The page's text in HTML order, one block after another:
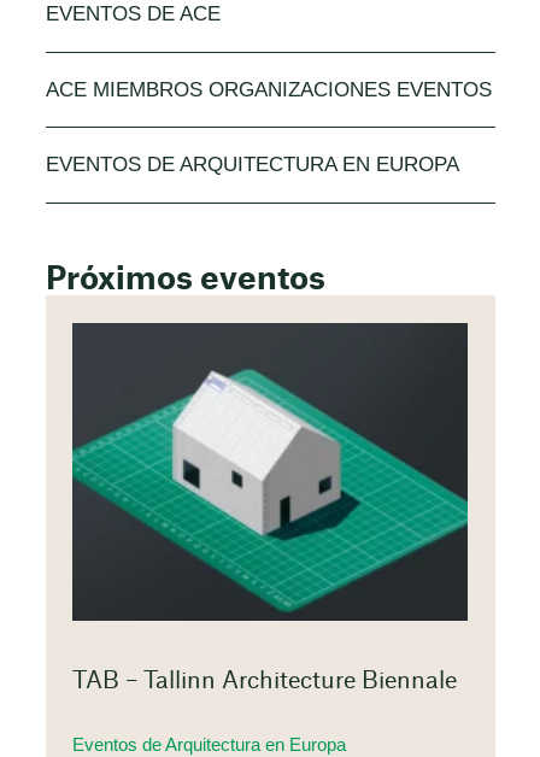
EVENTOS DE ACE
ACE MIEMBROS ORGANIZACIONES EVENTOS
EVENTOS DE ARQUITECTURA EN EUROPA
Próximos eventos
TAB – Tallinn Architecture Biennale
Eventos de Arquitectura en Europa